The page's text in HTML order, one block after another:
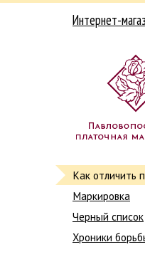
Интернет-
Как отличить
Маркировка
Черный список
Хроники